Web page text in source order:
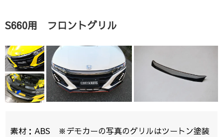
S660用 フロントグリル
素材：ABS ※デモカーの写真のグリルはツートン塗装